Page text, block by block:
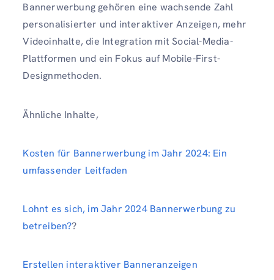
Bannerwerbung gehören eine wachsende Zahl
personalisierter und interaktiver Anzeigen, mehr
Videoinhalte, die Integration mit Social-Media-
Plattformen und ein Fokus auf Mobile-First-
Designmethoden.
Ähnliche Inhalte,
Kosten für Bannerwerbung im Jahr 2024: Ein
umfassender Leitfaden
Lohnt es sich, im Jahr 2024 Bannerwerbung zu
betreiben??
Erstellen interaktiver Banneranzeigen